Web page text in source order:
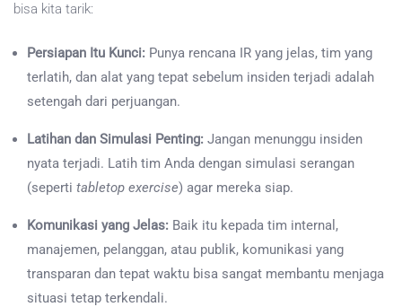
bisa kita tarik:
Persiapan Itu Kunci: Punya rencana IR yang jelas, tim yang
terlatih, dan alat yang tepat sebelum insiden terjadi adalah
setengah dari perjuangan.
Latihan dan Simulasi Penting: Jangan menunggu insiden
nyata terjadi. Latih tim Anda dengan simulasi serangan
(seperti tabletop exercise) agar mereka siap.
Komunikasi yang Jelas: Baik itu kepada tim internal,
manajemen, pelanggan, atau publik, komunikasi yang
transparan dan tepat waktu bisa sangat membantu menjaga
situasi tetap terkendali.